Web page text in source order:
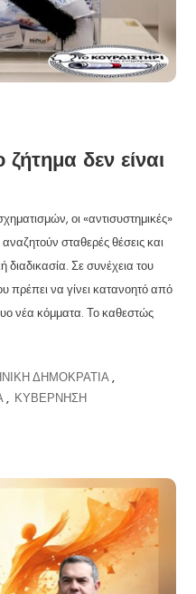
ζήτημα δεν είναι
οι «αντισυστημικές»
σταθερές θέσεις και
Σε συνέχεια του
πρέπει να γίνει κατανοητό από
νέα κόμματα. Το καθεστώς
ΔΗΜΟΚΡΑΤΙΑ,
, ΚΥΒΕΡΝΗΣΗ